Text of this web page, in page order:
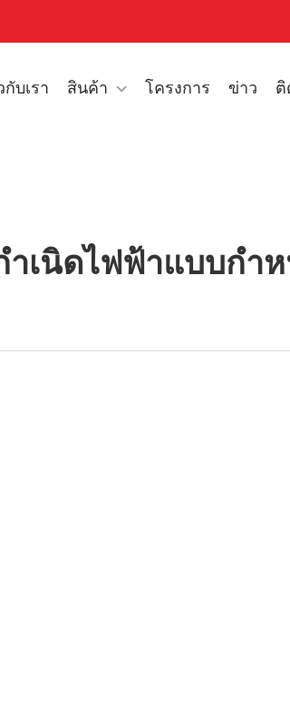
กับเรา สินค้า โครงการ ข่าว ติ
เนิดไฟฟ้าแบบกำ